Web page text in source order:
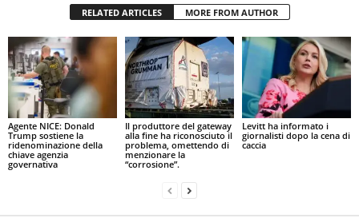
RELATED ARTICLES MORE FROM AUTHOR
Agente NICE: Donald
Trump sostiene la
ridenominazione della
chiave agenzia
governativa
Il produttore del gateway
alla fine ha riconosciuto il
problema, omettendo di
menzionare la
“corrosione”.
Levitt ha informato i
giornalisti dopo la cena di
caccia